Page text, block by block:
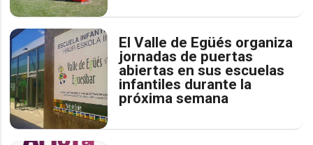
El Valle de Egüés organiza
jornadas de puertas
abiertas en sus escuelas
infantiles durante la
próxima semana